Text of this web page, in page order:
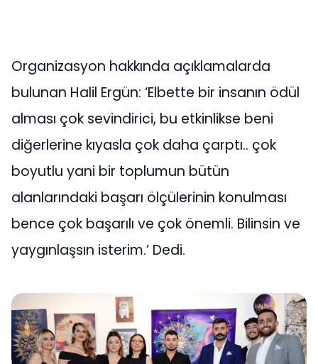
Organizasyon hakkında açıklamalarda
bulunan Halil Ergün: ‘Elbette bir insanın ödül
alması çok sevindirici, bu etkinlikse beni
diğerlerine kıyasla çok daha çarptı.. çok
boyutlu yani bir toplumun bütün
alanlarındaki başarı ölçülerinin konulması
bence çok başarılı ve çok önemli. Bilinsin ve
yaygınlaşsın isterim.’ Dedi.